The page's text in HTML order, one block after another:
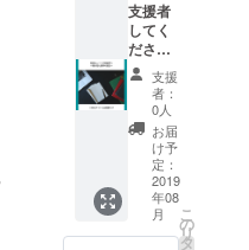
が、その後
上京し芸能
界でスタッ
フとして働
くことにな
る。24歳の
ときには、
国民的アイ
ドルグルー
プ（現在は
支援者
してく
ださっ
た方の
お名前
を書籍
に記載
しま
す。
（法人
名や
SNSア
カウン
支援
者：
0人
お届
け予
定：
2019
年08
月
こ
の
リ
タ